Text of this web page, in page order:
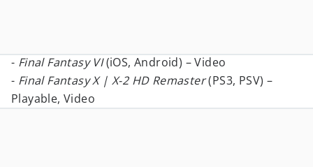
- Final Fantasy VI(iOS, Android) – Video
- Final Fantasy X | X-2 HD Remaster(PS3, PSV) –
Playable, Video